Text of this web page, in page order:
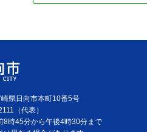
県日向市本町10番5号
（代表）
8時45分から午後4時30分まで